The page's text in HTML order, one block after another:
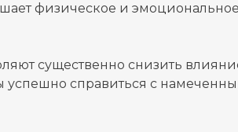
физическое и
существенно снизить
успешно справиться с